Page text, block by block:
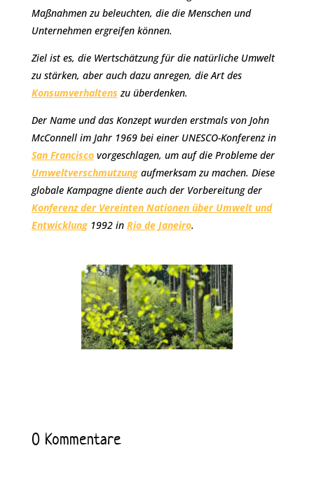
Maßnahmen zu beleuchten, die die Menschen und
Unternehmen ergreifen können.
Ziel ist es, die Wertschätzung für die natürliche Umwelt
zu stärken, aber auch dazu anregen, die Art des
Konsumverhaltens zu überdenken.
Der Name und das Konzept wurden erstmals von John
McConnell im Jahr 1969 bei einer UNESCO-Konferenz in
San Franciscovorgeschlagen, um auf die Probleme der
Umweltverschmutzungaufmerksam zu machen. Diese
globale Kampagne diente auch der Vorbereitung der
Konferenz der Vereinten Nationen über Umwelt und
Entwicklung1992 in Rio de Janeiro.
0 Kommentare